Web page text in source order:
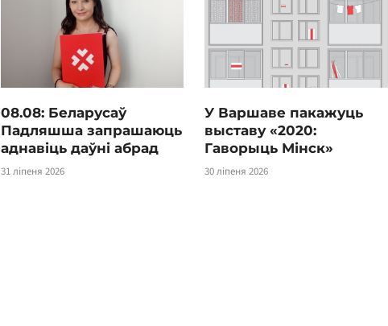
08.08: Беларусаў
Падляшша запрашаюць
аднавіць даўні абрад
31 ліпеня 2026
У Варшаве пакажуць
выставу «2020:
Гаворыць Мінск»
30 ліпеня 2026